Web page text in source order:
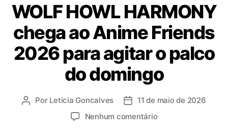
B
R
E
A
K
t
e
g
o
r
i
a
WOLF HOWL HARMONY
chega ao Anime Friends
2026 para agitar o palco
do domingo
A Por Leticia Goncalves
D 11 de maio de 2026
Nenhum comentárioe